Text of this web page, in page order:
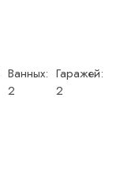
Ванных:
2
Гаражей:
2